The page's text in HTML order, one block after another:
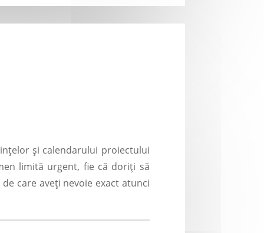
și calendarului proiectului
limită urgent, fie că doriți să
care aveți nevoie exact atunci